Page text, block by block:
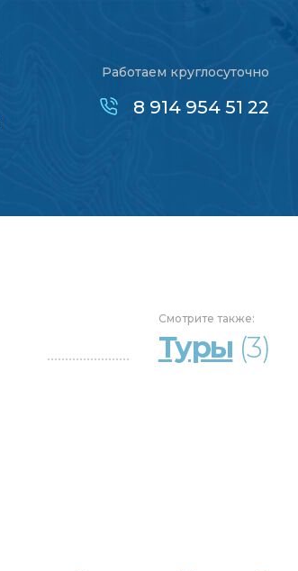
Работаем круглосуточно
8 914 954 51 22
Смотрите также:
Туры (3)